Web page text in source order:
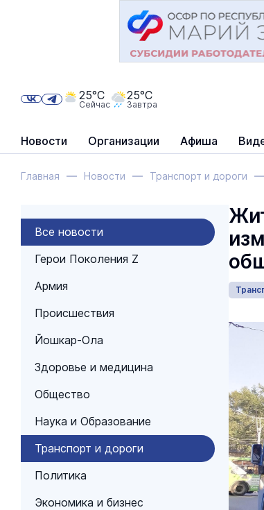
Новости Организации Афиша
25°C
Сейчас
25°C
Завтра
Главная Новости Транспорт и дороги
Все новости
Герои Поколения Z
Армия
Происшествия
Йошкар-Ола
Здоровье и медицина
Общество
Наука и Образование
Транспорт и дороги
Политика
Экономика и бизнес